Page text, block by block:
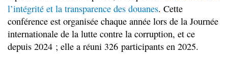
l’intégrité et la transparence des douanes. Cette
conférence est organisée chaque année lors de la Journée
internationale de la lutte contre la corruption, et ce
depuis 2024 ; elle a réuni 326 participants en 2025.